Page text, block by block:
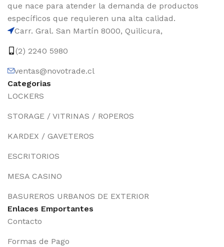
que nace para atender la demanda de productos
específicos que requieren una alta calidad.
Carr. Gral. San Martín 8000, Quilicura,
(2) 2240 5980
ventas@novotrade.cl
Categorias
LOCKERS
STORAGE / VITRINAS / ROPEROS
KARDEX / GAVETEROS
ESCRITORIOS
MESA CASINO
BASUREROS URBANOS DE EXTERIOR
Enlaces Emportantes
Contacto
Formas de Pago